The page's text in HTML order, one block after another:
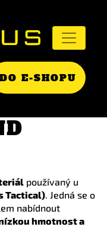
DO E-SHOPU
používaný u
Tactical). Jedná se o
nabídnout
hmotnost a